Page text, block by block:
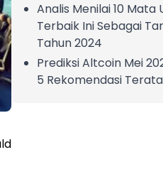
Analis Menilai 10 Mata
Terbaik Ini Sebagai
Tahun 2024
Prediksi Altcoin Mei
5 Rekomendasi